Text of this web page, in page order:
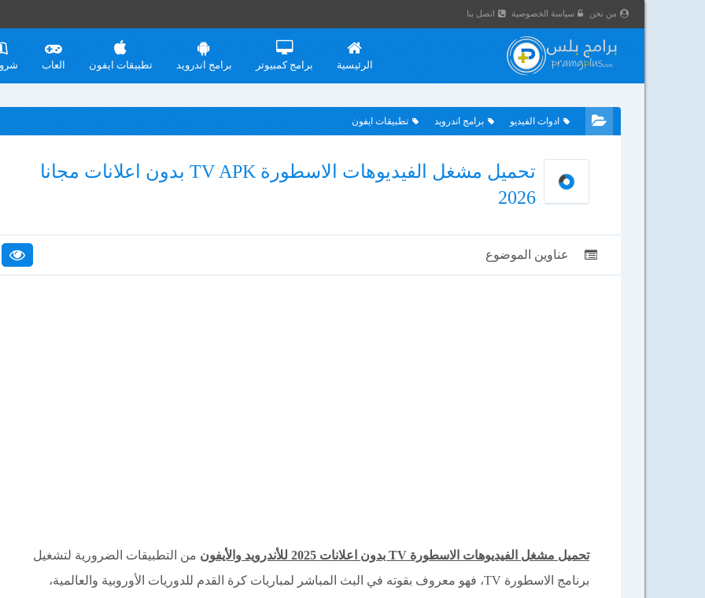
من نحن سياسة الخصوصية اتصل بنا
الرئيسية برامج كمبيوتر برامج اندرويد تطبيقات ايفون العاب
ادوات الفيديو برامج اندرويد تطبيقات ايفون
تحميل مشغل الفيديوهات الاسطورة TV APK بدون اعلانات مجانا
2026
عناوين الموضوع
تحميل مشغل الفيديوهات الاسطورة TV بدون اعلانات 2025 للأندرويد والأيفون
من التطبيقات الضرورية لتشغيل
برنامج الاسطورة TV، فهو معروف بقوته في البث المباشر لمباريات كرة القدم للدوريات الأوروبية والعالمية،